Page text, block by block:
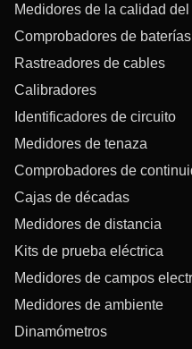
Medidores de la calidad
Comprobadores de baterías
Rastreadores de cables
Calibradores
Identificadores de circuito
Medidores de tenaza
Comprobadores de
Cajas de décadas
Medidores de distancia
Kits de prueba eléctrica
Medidores de campos
Medidores de ambiente
Dinamómetros